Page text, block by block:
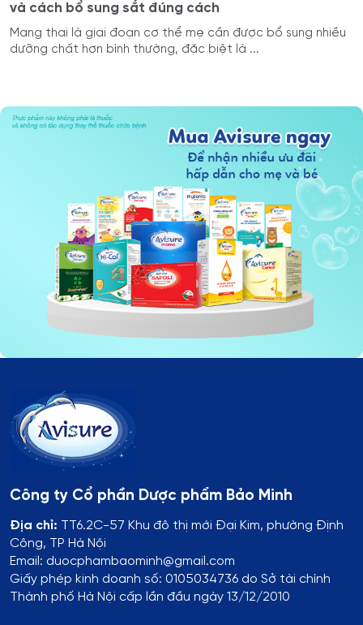
và cách bổ sung sắt đúng cách
Mang thai là giai đoạn cơ thể mẹ cần được bổ sung nhiều
dưỡng chất hơn bình thường, đặc biệt là ...
Công ty Cổ phần Dược phẩm Bảo Minh
Địa chỉ: TT6.2C-57 Khu đô thị mới Đại Kim, phường Định
Công, TP Hà Nội
Email: duocphambaominh@gmail.com
Giấy phép kinh doanh số: 0105034736 do Sở tài chính
Thành phố Hà Nội cấp lần đầu ngày 13/12/2010